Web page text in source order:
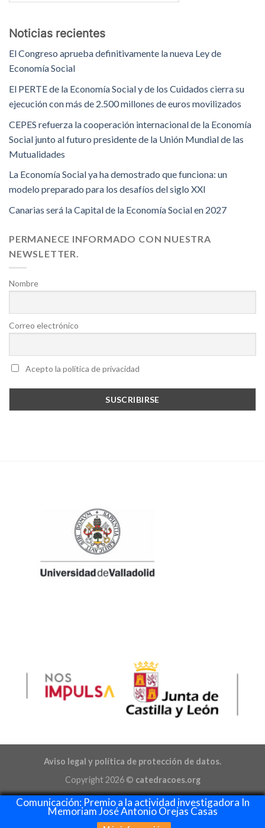
Noticias recientes
El Congreso aprueba definitivamente la nueva Ley de
Economía Social
El PERTE de la Economía Social y de los Cuidados cierra su
ejecución con más de 2.500 millones de euros movilizados
CEPES refuerza la cooperación internacional de la Economía
Social junto al futuro presidente de la Unión Mundial de las
Mutualidades
La Economía Social ya ha demostrado que funciona: un
modelo preparado para los desafíos del siglo XXI
Canarias será la Capital de la Economía Social en 2027
PERMANECE INFORMADO CON NUESTRA
NEWSLETTER.
Nombre
Correo electrónico
Acepto la política de privacidad
Aviso legal y política de protección de datos.
Copyright 2026 © catedracoes.org
Comunicación: Premio a la actividad investigadora In
Memoriam José Antonio Orejas Casas